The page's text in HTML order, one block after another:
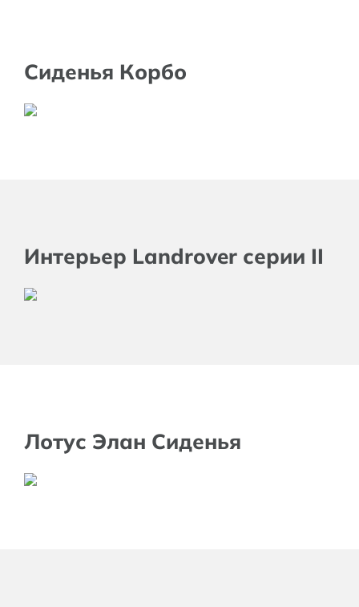
Сиденья Корбо
Интерьер Landrover серии II
Лотус Элан Сиденья